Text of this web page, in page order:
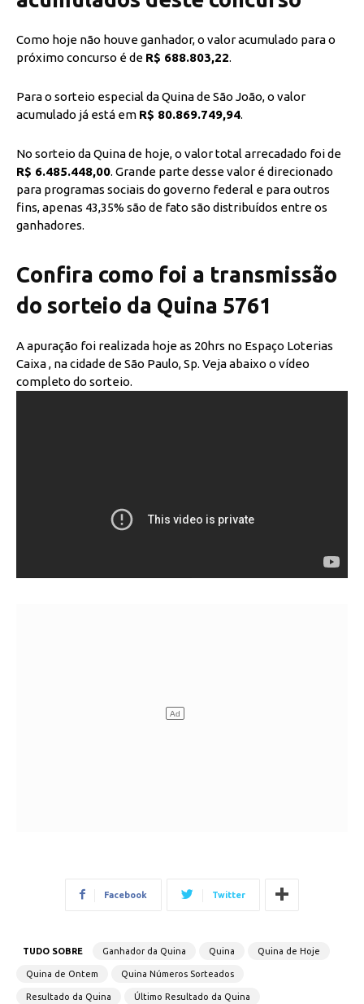
Como hoje não houve ganhador, o valor acumulado para o
próximo concurso é de R$ 688.803,22.
Para o sorteio especial da Quina de São João, o valor
acumulado já está em R$ 80.869.749,94.
No sorteio da Quina de hoje, o valor total arrecadado foi de
R$ 6.485.448,00. Grande parte desse valor é direcionado
para programas sociais do governo federal e para outros
fins, apenas 43,35% são de fato são distribuídos entre os
ganhadores.
Confira como foi a transmissão
do sorteio da Quina 5761
A apuração foi realizada hoje as 20hrs no Espaço Loterias
Caixa , na cidade de São Paulo, Sp. Veja abaixo o vídeo
completo do sorteio.
Facebook Twitter
TUDO SOBRE Ganhador da Quina Quina Quina de Hoje
Quina de Ontem Quina Números Sorteados
Resultado da Quina Último Resultado da Quina